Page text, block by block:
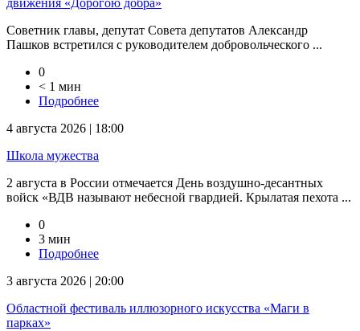
движения «Дорогою добра»
Советник главы, депутат Совета депутатов Александр
Пашков встретился с руководителем добровольческого ...
0
< 1 мин
Подробнее
4 августа 2026 | 18:00
Школа мужества
2 августа в России отмечается День воздушно-десантных
войск «ВДВ называют небесной гвардией. Крылатая пехота ...
0
3 мин
Подробнее
3 августа 2026 | 20:00
Областной фестиваль иллюзорного искусства «Маги в
парках»